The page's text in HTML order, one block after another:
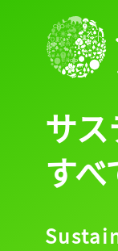
サ
す